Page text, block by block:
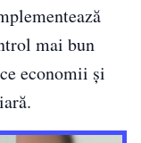
mai bun
economii și